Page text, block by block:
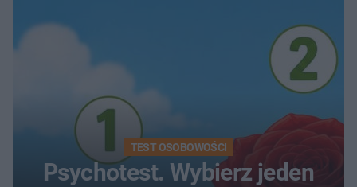
TEST OSOBOWOŚCI
Psychotest. Wybierz jeden